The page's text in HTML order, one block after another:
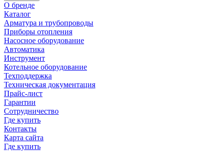
О бренде
Каталог
Арматура и трубопроводы
Приборы отопления
Насосное оборудование
Автоматика
Инструмент
Котельное оборудование
Техподдержка
Техническая документация
Прайс-лист
Гарантии
Сотрудничество
Где купить
Контакты
Карта сайта
Где купить